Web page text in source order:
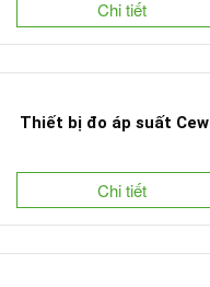
Chi tiết
Thiết bị đo áp suất
Chi tiết